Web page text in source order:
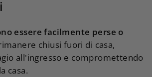
essere facilmente perse o
chiusi fuori di casa,
all'ingresso e compromettendo
casa.